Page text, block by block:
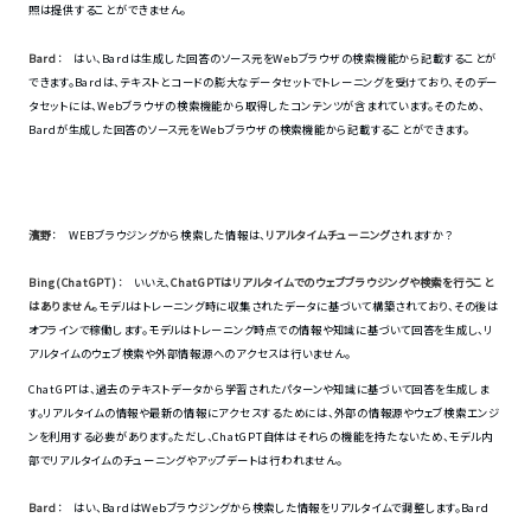
照は提供することができません。
Bard ： はい、Bardは生成した回答のソース元をWebブラウザの検索機能から記載することが
できます。Bardは、テキストとコードの膨大なデータセットでトレーニングを受けており、そのデー
タセットには、Webブラウザの検索機能から取得したコンテンツが含まれています。そのため、
Bardが生成した回答のソース元をWebブラウザの検索機能から記載することができます。
濱野： WEBブラウジングから検索した情報は、 リアルタイムチューニングされますか？
Bing(ChatGPT) ： いいえ、ChatGPTはリアルタイムでのウェブブラウジングや検索を行うこと
はありません。モデルはトレーニング時に収集されたデータに基づいて構築されており、その後は
オフラインで稼働します。モデルはトレーニング時点での情報や知識に基づいて回答を生成し、リ
アルタイムのウェブ検索や外部情報源へのアクセスは行いません。
ChatGPTは、過去のテキストデータから学習されたパターンや知識に基づいて回答を生成しま
す。リアルタイムの情報や最新の情報にアクセスするためには、外部の情報源やウェブ検索エンジ
ンを利用する必要があります。ただし、ChatGPT自体はそれらの機能を持たないため、モデル内
部でリアルタイムのチューニングやアップデートは行われません。
Bard ： はい、BardはWebブラウジングから検索した情報をリアルタイムで調整します。Bard